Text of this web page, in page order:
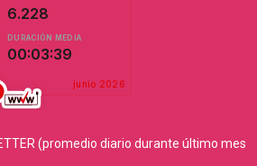
(promedio diario durante último mes